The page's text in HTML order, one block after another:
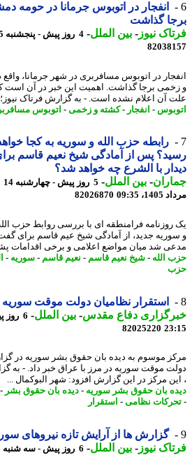
انفجار در اتوبوس جرمانا در حومه
گذاشت
نیوز-بین الملل-4 روز پیش - پنجشنبه 15 مرداد 1405، 21:40
در اتوبوس مسافربری در شهر جرمانا، واقع
برجا گذاشت. اهمیت این خبر در آن است که
آن اعلام نشده است. - به گزارش فرتاک نیوز؛ ...
-انفجار-کشته و زخمی-اتوبوس مسافربری -
رابطه حزب الله و سوریه به کجا خواهد
پس از آمادگی شیخ نعیم قاسم برای
با الشرع چه خواهد شد؟
- بین الملل-
5 روز پیش - چهارشنبه 14
09:35
82026870
فرامنطقه ای با بررسی روابط حزب الله
جدید، از آمادگی شیخ عیم قاسم برای گفت وگو
شد میان مواضع اعلامی و برخی اقدامات پشت
الله-شیخ نعیم قاسم-نعیم قاسم-سوریه- الله-
استقرار نظامیان دولت موقت سوریه در
دفاع مقدس-بین الملل-
82025220
موسوم به دیده بان حقوق بشر سوریه در گزارشی
موقت سوریه در مرز با عراق خبر داد. - به
مرکز در این گزارش افزود: شهر البوکمال ...
بان حقوق بشر سوریه- دیده بان حقوق بشر -
نظامی-استقرار
گزارش ها از آرایش تازه نیروهای سوری
نیوز-بین الملل-6 روز پیش - سه شنبه 13 مرداد 1405، 23:05